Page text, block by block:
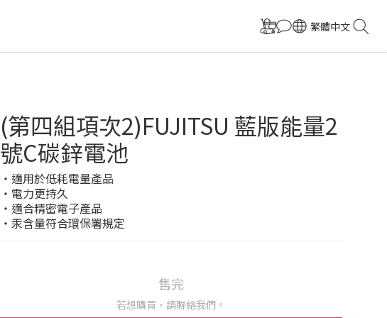
繁體中文
(第四組項次2)FUJITSU 藍版能量2
號C碳鋅電池
‧適用於低耗電量產品
‧電力更持久
‧適合精密電子產品
‧汞含量符合環保署規定
售完
若想購買，請聯絡我們。